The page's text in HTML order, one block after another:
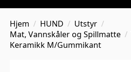
Hjem HUND
Utstyr
Mat, Vannskåler og Spillmatte
Keramikk M/Gummikant